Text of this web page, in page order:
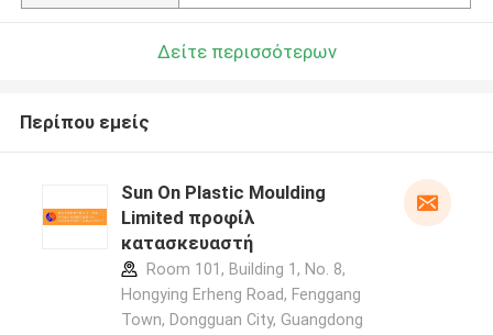
Δείτε περισσότερων
Περίπου εμείς
Sun On Plastic Moulding
Limited προφίλ
κατασκευαστή
Room 101, Building 1, No. 8,
Hongying Erheng Road, Fenggang
Town, Dongguan City, Guangdong